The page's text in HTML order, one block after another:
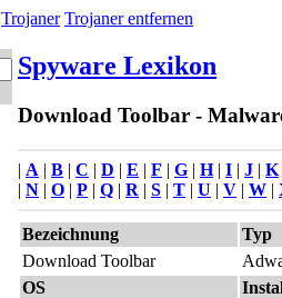
Trojaner Trojaner entfernen
Spyware Lexikon
Download Toolbar -
| A | B | C | D | E | F | G | H| I | J | K
| N | O | P | Q | R | S | T | U | V | W |
Bezeichnung Typ
Download Toolbar
OS